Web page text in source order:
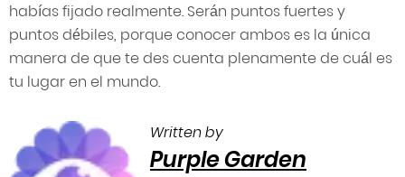
habías fijado realmente. Serán puntos fuertes y
puntos débiles, porque conocer ambos es la única
manera de que te des cuenta plenamente de cuál es
tu lugar en el mundo.
Written by
Purple Garden